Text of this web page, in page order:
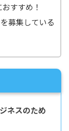
すすめ！
募集している
ネスのため